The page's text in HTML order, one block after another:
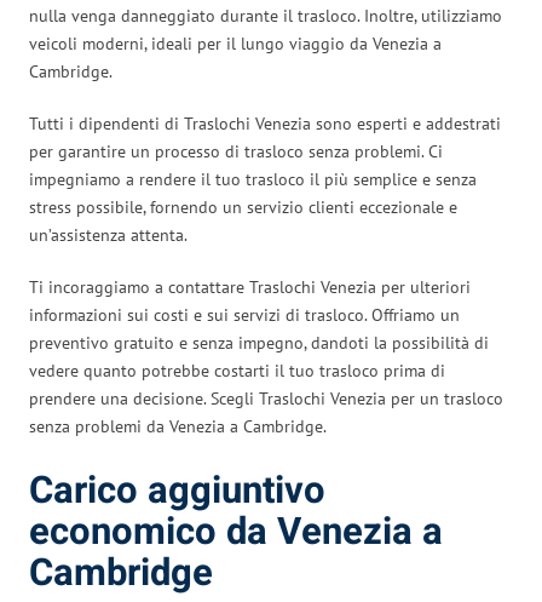
nulla venga danneggiato durante il trasloco. Inoltre, utilizziamo
veicoli moderni, ideali per il lungo viaggio da Venezia a
Cambridge.
Tutti i dipendenti di Traslochi Venezia sono esperti e addestrati
per garantire un processo di trasloco senza problemi. Ci
impegniamo a rendere il tuo trasloco il più semplice e senza
stress possibile, fornendo un servizio clienti eccezionale e
un’assistenza attenta.
Ti incoraggiamo a contattare Traslochi Venezia per ulteriori
informazioni sui costi e sui servizi di trasloco. Offriamo un
preventivo gratuito e senza impegno, dandoti la possibilità di
vedere quanto potrebbe costarti il tuo trasloco prima di
prendere una decisione. Scegli Traslochi Venezia per un trasloco
senza problemi da Venezia a Cambridge.
Carico aggiuntivo
economico da Venezia a
Cambridge